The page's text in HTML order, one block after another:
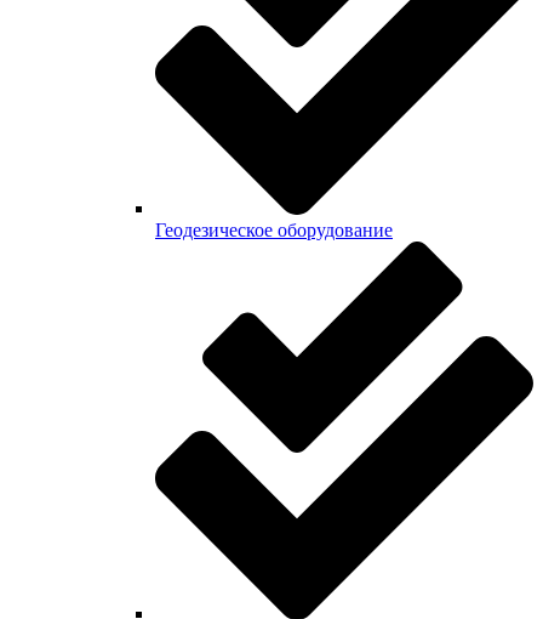
Геодезическое оборудование